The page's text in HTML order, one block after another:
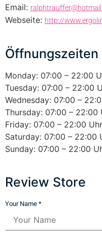
Email:
Webseite: http://
Öffnungszeiten
Monday: 07:00 – 22:00
Tuesday: 07:00 – 22:00
Wednesday: 07:00 –
Thursday: 07:00 – 22:00
Friday: 07:00 – 22:00 Uhr
Saturday: 07:00 – 22:00
Sunday: 07:00 – 22:00
Review Store
Your Name *